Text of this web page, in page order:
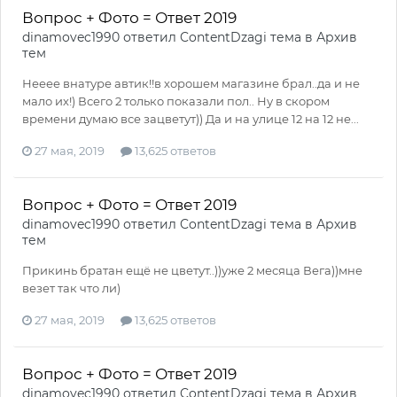
Вопрос + Фото = Ответ 2019
dinamovec1990 ответил ContentDzagi тема в Архив
тем
Нееее внатуре автик!!в хорошем магазине брал..да и не
мало их!) Всего 2 только показали пол.. Ну в скором
времени думаю все зацветут)) Да и на улице 12 на 12 не...
27 мая, 2019 13,625 ответов
Вопрос + Фото = Ответ 2019
dinamovec1990 ответил ContentDzagi тема в Архив
тем
Прикинь братан ещё не цветут..))уже 2 месяца Вега))мне
везет так что ли)
27 мая, 2019 13,625 ответов
Вопрос + Фото = Ответ 2019
dinamovec1990 ответил ContentDzagi тема в Архив